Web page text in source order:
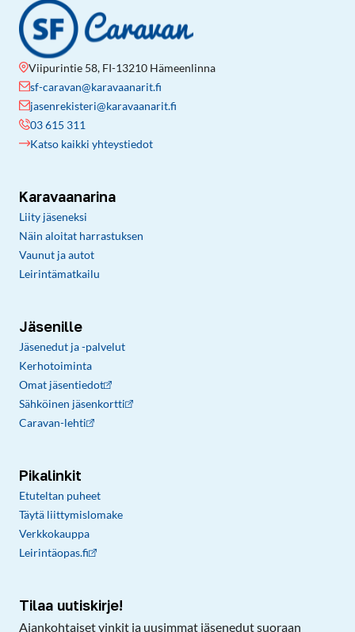
Viipurintie 58, FI-13210 Hämeenlinna
sf-caravan@karavaanarit.fi
jasenrekisteri@karavaanarit.fi
03 615 311
Katso kaikki yhteystiedot
Karavaanarina
Liity jäseneksi
Näin aloitat harrastuksen
Vaunut ja autot
Leirintämatkailu
Jäsenille
Jäsenedut ja -palvelut
Kerhotoiminta
Omat jäsentiedot
Sähköinen jäsenkortti
Caravan-lehti
Pikalinkit
Etuteltan puheet
Täytä liittymislomake
Verkkokauppa
Leirintäopas.fi
Tilaa uutiskirje!
Ajankohtaiset vinkit ja uusimmat jäsenedut suoraan